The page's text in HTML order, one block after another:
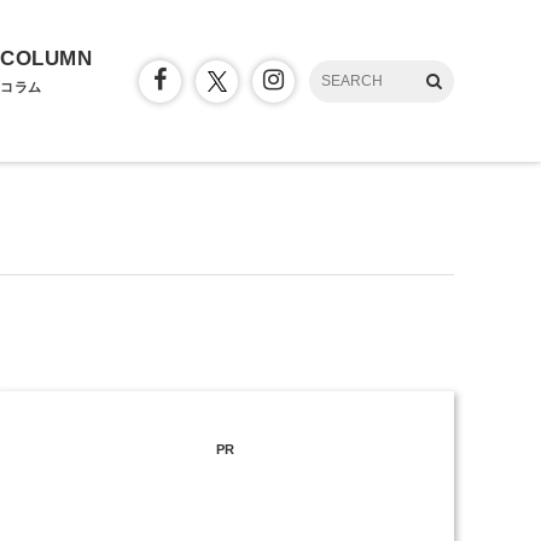
COLUMN
コラム
PR